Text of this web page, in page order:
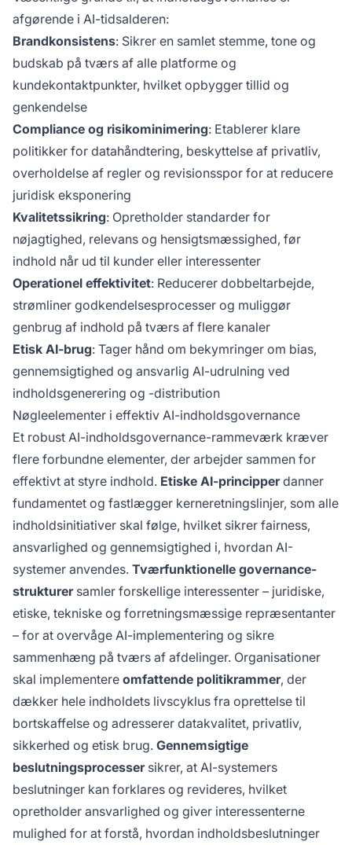
afgørende i AI-tidsalderen:
Brandkonsistens: Sikrer en samlet stemme, tone og
budskab på tværs af alle platforme og
kundekontaktpunkter, hvilket opbygger tillid og
genkendelse
Compliance og risikominimering: Etablerer klare
politikker for datahåndtering, beskyttelse af privatliv,
overholdelse af regler og revisionsspor for at reducere
juridisk eksponering
Kvalitetssikring: Opretholder standarder for
nøjagtighed, relevans og hensigtsmæssighed, før
indhold når ud til kunder eller interessenter
Operationel effektivitet: Reducerer dobbeltarbejde,
strømliner godkendelsesprocesser og muliggør
genbrug af indhold på tværs af flere kanaler
Etisk AI-brug: Tager hånd om bekymringer om bias,
gennemsigtighed og ansvarlig AI-udrulning ved
indholdsgenerering og -distribution
Nøgleelementer i effektiv AI-indholdsgovernance
Et robust AI-indholdsgovernance-rammeværk kræver
flere forbundne elementer, der arbejder sammen for
effektivt at styre indhold. Etiske AI-principperdanner
fundamentet og fastlægger kerneretningslinjer, som alle
indholdsinitiativer skal følge, hvilket sikrer fairness,
ansvarlighed og gennemsigtighed i, hvordan AI-
systemer anvendes. Tværfunktionelle governance-
strukturersamler forskellige interessenter – juridiske,
etiske, tekniske og forretningsmæssige repræsentanter
– for at overvåge AI-implementering og sikre
sammenhæng på tværs af afdelinger. Organisationer
skal implementere omfattende politikrammer, der
dækker hele indholdets livscyklus fra oprettelse til
bortskaffelse og adresserer datakvalitet, privatliv,
sikkerhed og etisk brug. Gennemsigtige
beslutningsprocessersikrer, at AI-systemers
beslutninger kan forklares og revideres, hvilket
opretholder ansvarlighed og giver interessenterne
mulighed for at forstå, hvordan indholdsbeslutninger